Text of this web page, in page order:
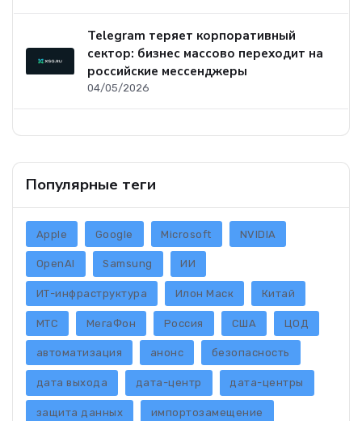
Telegram теряет корпоративный
сектор: бизнес массово переходит на
российские мессенджеры
04/05/2026
Популярные теги
Apple Google Microsoft NVIDIA
OpenAI Samsung ИИ
ИТ-инфраструктура Илон Маск Китай
МТС МегаФон Россия США ЦОД
автоматизация анонс безопасность
дата выхода дата-центр дата-центры
защита данных импортозамещение